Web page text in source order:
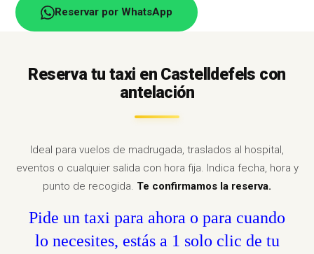
Reservar por WhatsApp
Reserva tu taxi en Castelldefels con
antelación
Ideal para vuelos de madrugada, traslados al hospital,
eventos o cualquier salida con hora fija. Indica fecha, hora y
punto de recogida. Te confirmamos la reserva.
Pide un taxi para ahora o para cuando
lo necesites, estás a 1 solo clic de tu